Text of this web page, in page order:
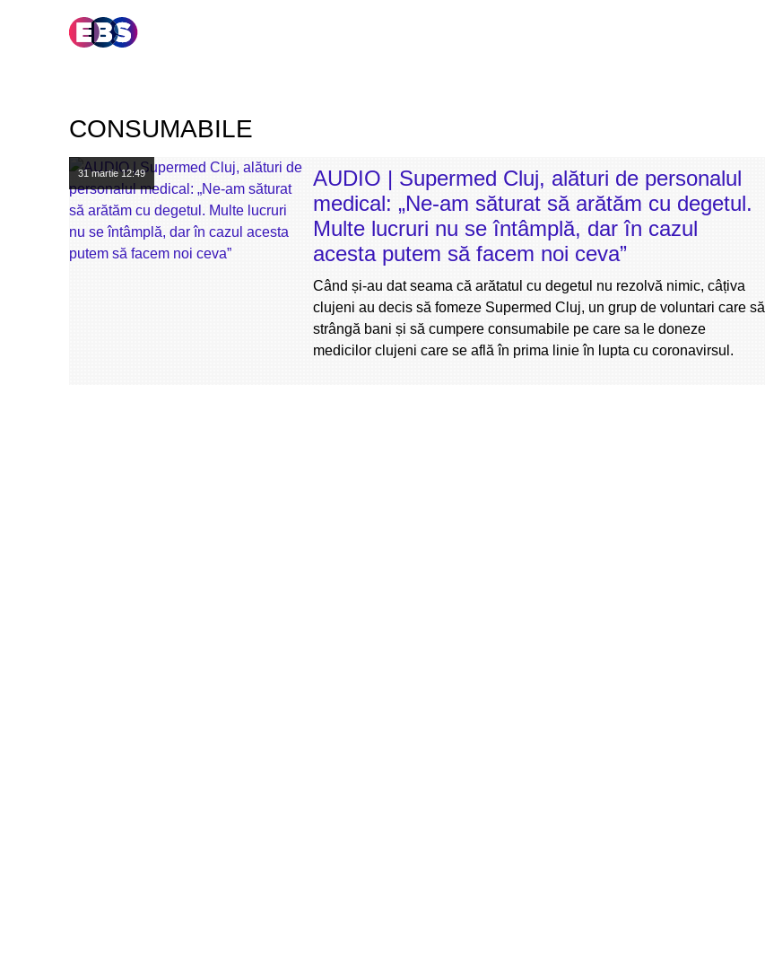
CONSUMABILE
31 martie12:49
AUDIO | Supermed Cluj, alături de personalul
medical: „Ne-am săturat să arătăm cu degetul.
Multe lucruri nu se întâmplă, dar în cazul
acesta putem să facem noi ceva”
Când și-au dat seama că arătatul cu degetul nu rezolvă nimic, câțiva
clujeni au decis să fomeze Supermed Cluj, un grup de voluntari care să
strângă bani și să cumpere consumabile pe care sa le doneze
medicilor clujeni care se află în prima linie în lupta cu coronavirsul.